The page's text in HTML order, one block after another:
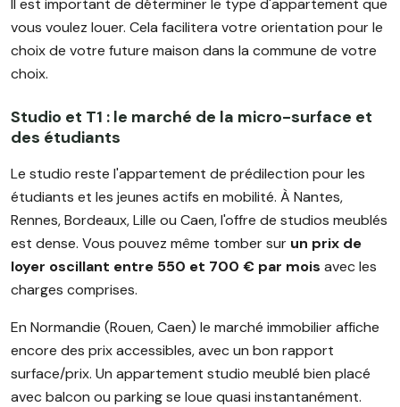
Il est important de déterminer le type d'appartement que
vous voulez louer. Cela facilitera votre orientation pour le
choix de votre future maison dans la commune de votre
choix.
Studio et T1 : le marché de la micro-surface et
des étudiants
Le studio reste l'appartement de prédilection pour les
étudiants et les jeunes actifs en mobilité. À Nantes,
Rennes, Bordeaux, Lille ou Caen, l'offre de studios meublés
est dense. Vous pouvez même tomber sur un prix de
loyer oscillant entre 550 et 700 € par mois avec les
charges comprises.
En Normandie (Rouen, Caen) le marché immobilier affiche
encore des prix accessibles, avec un bon rapport
surface/prix. Un appartement studio meublé bien placé
avec balcon ou parking se loue quasi instantanément.